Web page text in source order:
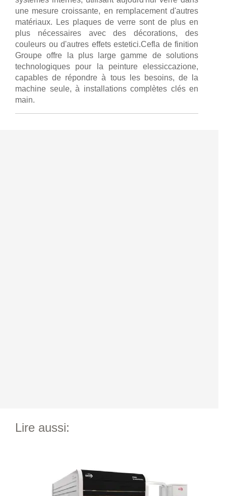
une mesure croissante, en remplacement d'autres
matériaux. Les plaques de verre sont de plus en
plus nécessaires avec des décorations, des
couleurs ou d'autres effets estetici.Cefla de finition
Groupe offre la plus large gamme de solutions
technologiques pour la peinture elessiccazione,
capables de répondre à tous les besoins, de la
machine seule, à installations complètes clés en
main.
Lire aussi: